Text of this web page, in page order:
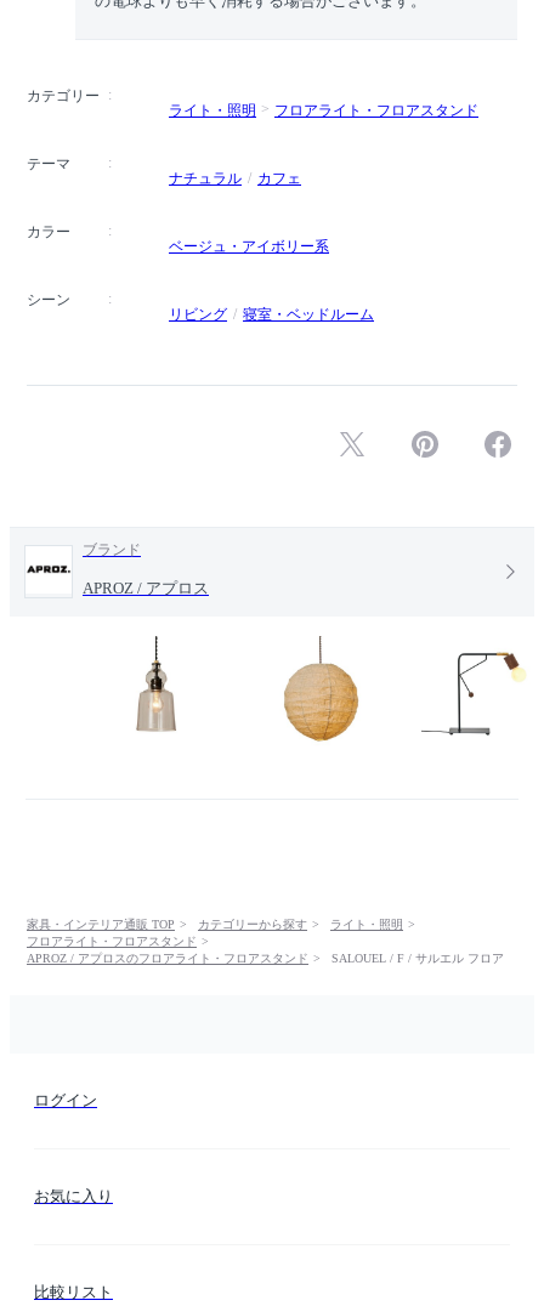
カテゴリー
ライト・照明
フロアライト・フロアスタンド
テーマ
ナチュラル
カフェ
カラー
ベージュ・アイボリー系
シーン
リビング
寝室・ベッドルーム
ブランド
APROZ / アプロス
家具・インテリア通販 TOP カテゴリーから探す
ライト・照明
フロアライト・フロアスタンド
APROZ / アプロスのフロアライト・フロアスタンド
SALOUEL / F / サルエル フロア
ログイン
お気に入り
比較リスト